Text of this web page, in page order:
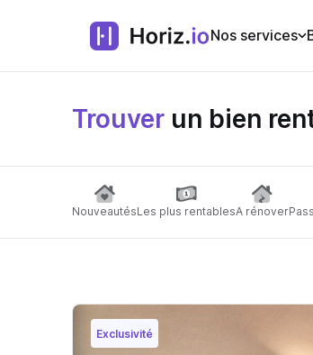
Nos services
Trouver un bien
NouveautésLes plus rentablesA rénover
Exclusivité